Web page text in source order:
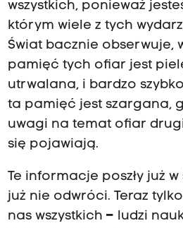
wszystkich, ponieważ
którym wiele z tych
Świat bacznie obserwuje,
pamięć tych ofiar jest
utrwalana, i bardzo
ta pamięć jest szargana,
uwagi na temat ofiar
się pojawiają.
Te informacje poszły już w
już nie odwróci. Teraz
nas wszystkich – ludzi